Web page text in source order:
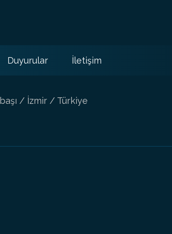
Duyurular İletişim
/ İzmir / Türkiye